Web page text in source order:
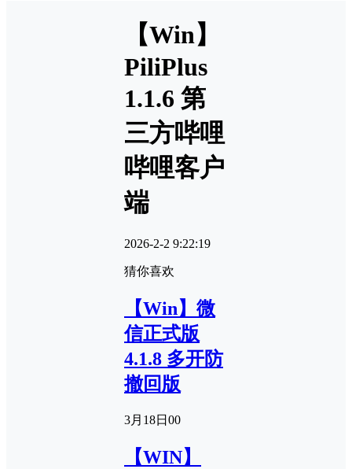
【Win】
PiliPlus
1.1.6 第
三方哔哩
哔哩客户
端
2026-2-2 9:22:19
猜你喜欢
【Win】微
信正式版
4.1.8 多开防
撤回版
3月18日 00
【WIN】